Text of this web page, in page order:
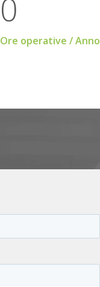
0
Ore operative / Anno